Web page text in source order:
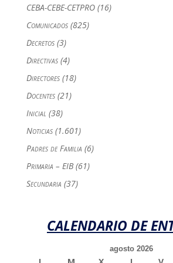
CEBA-CEBE-CETPRO(16)
Comunicados(825)
Decretos(3)
Directivas(4)
Directores(18)
Docentes(21)
Inicial (38)
Noticias(1.601)
Padres de Familia (6)
Primaria – EIB(61)
Secundaria (37)
CALENDARIO DE
agosto 2026